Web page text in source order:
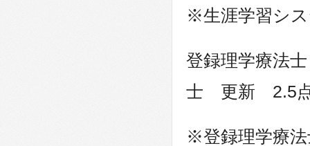
※生涯学習シ
登録理学療法
士 更新 2.5
※登録理学療